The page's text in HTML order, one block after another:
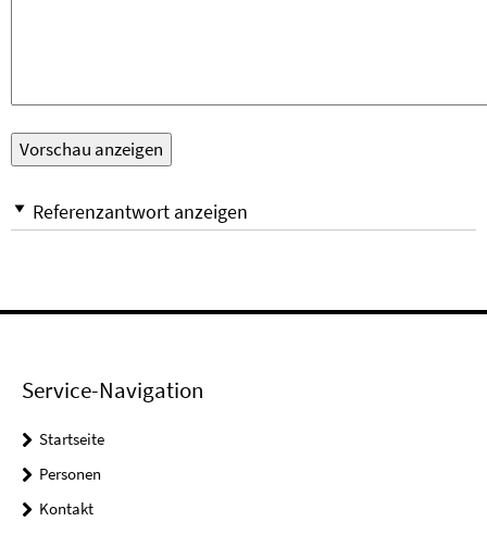
Referenzantwort anzeigen
Service-Navigation
Startseite
Personen
Kontakt